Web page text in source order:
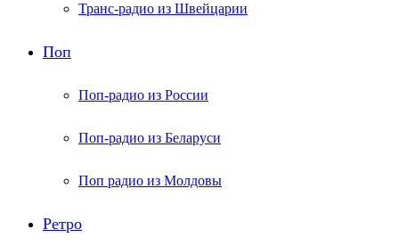
Транс-радио из Швейцарии
Поп
Поп-радио из России
Поп-радио из Беларуси
Поп радио из Молдовы
Ретро